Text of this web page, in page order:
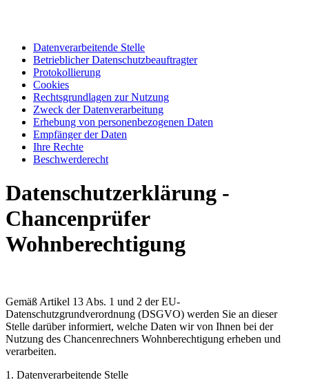
Datenverarbeitende Stelle
Betrieblicher Datenschutzbeauftragter
Protokollierung
Cookies
Rechtsgrundlagen zur Nutzung
Zweck der Datenverarbeitung
Erhebung von personenbezogenen Daten
Empfänger der Daten
Ihre Rechte
Beschwerderecht
Datenschutzerklärung -
Chancenprüfer
Wohnberechtigung
Gemäß Artikel 13 Abs. 1 und 2 der EU-
Datenschutzgrundverordnung (DSGVO) werden Sie an dieser
Stelle darüber informiert, welche Daten wir von Ihnen bei der
Nutzung des Chancenrechners Wohnberechtigung erheben und
verarbeiten.
1. Datenverarbeitende Stelle